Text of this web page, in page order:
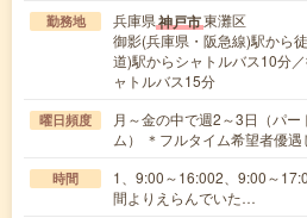
勤務地 兵庫県神戸市東灘区
御影(兵庫県・阪急線)駅から
道)駅からシャトルバス10分
ャトルバス15分
曜日頻度
月～金の中で週2～3日（パ
ム） ＊フルタイム希望者優遇
時間
1、9:00～16:002、9:00～
間よりえらんでいた…